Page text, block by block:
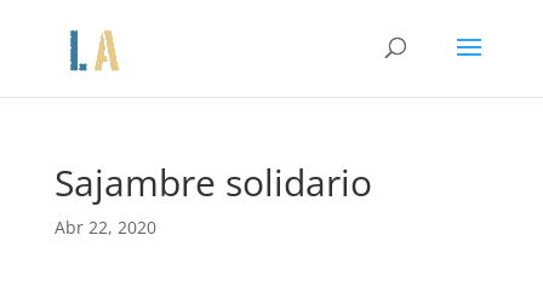
Sajambre solidario
Abr 22, 2020